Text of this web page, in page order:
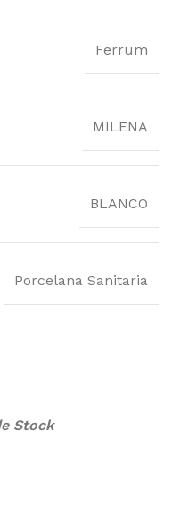
Ferrum
MILENA
BLANCO
Porcelana Sanitaria
Stock